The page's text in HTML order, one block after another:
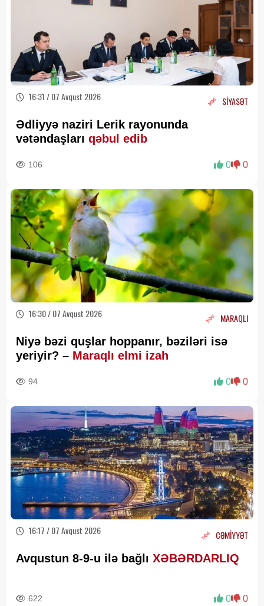
16:31 / 07 Avqust 2026 SİYASƏT
Ədliyyə naziri Lerik rayonunda
vətəndaşları qəbul edib
106 0 0
16:30 / 07 Avqust 2026 MARAQLI
Niyə bəzi quşlar hoppanır, bəziləri isə
yeriyir? – Maraqlı elmi izah
94 0 0
16:17 / 07 Avqust 2026 CƏMİYYƏT
Avqustun 8-9-u ilə bağlı XƏBƏRDARLIQ
622 0 0